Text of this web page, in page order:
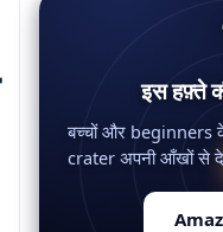
इस हफ़्ते
बच्चों और beginners
crater अपनी आँखों से